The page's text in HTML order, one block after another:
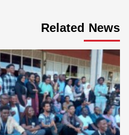
Related News